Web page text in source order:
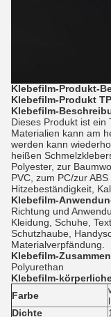
Klebefilm-Produkt-
Klebefilm-Produkt
Klebefilm-
Dieses Produkt ist ein
Materialien kann am
werden kann
heißen
Polyester, zur
PVC, zum PC/zur
Hitzebeständigkeit,
Klebefilm-
Richtung und
Kleidung, Schuhe,
Schutzhaube,
Materialverpfändung.
Klebefilm-
Polyurethan
Klebefilm-
Farbe
Dichte